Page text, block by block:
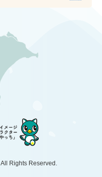
All Rights Reserved.